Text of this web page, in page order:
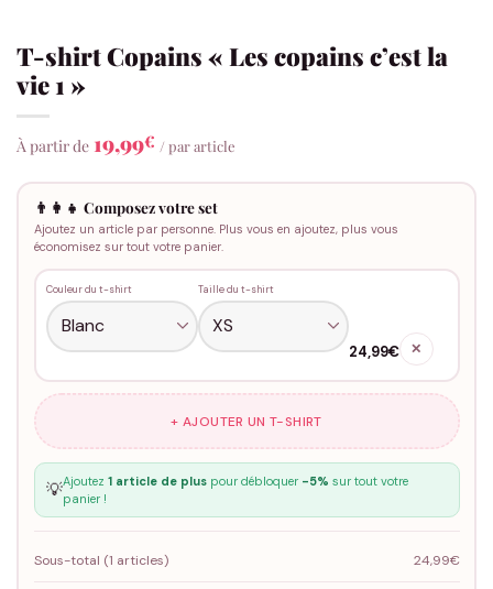
T-shirt Copains « Les copains c’est la
vie 1 »
À partir de 19,99€ / par article
👨‍👩‍👧 Composez votre set
Ajoutez un article par personne. Plus vous en ajoutez, plus vous
économisez sur tout votre panier.
Couleur du t-shirt Taille du t-shirt
24,99€ ✕
+ AJOUTER UN T-SHIRT
💡Ajoutez 1 article de pluspour débloquer -5% sur tout votre
panier !
Sous-total (1 articles) 24,99€